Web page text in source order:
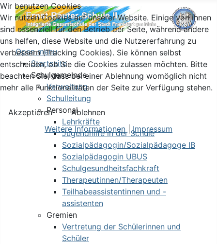
Open menu
Startseite
Schulgemeinde
Verwaltung
Schulleitung
Personal
Lehrkräfte
Jugendhilfe in der Schule
Sozialpädagogin/Sozialpädagoge IB
Sozialpädagogin UBUS
Schulgesundheitsfachkraft
Therapeutinnen/Therapeuten
Teilhabeassistentinnen und -
assistenten
Gremien
Vertretung der Schülerinnen und
Schüler
Wir benutzen Cookies
Wir nutzen Cookies auf unserer Website. Einige von ihnen
sind essenziell für den Betrieb der Seite, während andere
uns helfen, diese Website und die Nutzererfahrung zu
verbessern (Tracking Cookies). Sie können selbst
entscheiden, ob Sie die Cookies zulassen möchten. Bitte
beachten Sie, dass bei einer Ablehnung womöglich nicht
mehr alle Funktionalitäten der Seite zur Verfügung stehen.
Akzeptieren
Ablehnen
Weitere Informationen |Impressum